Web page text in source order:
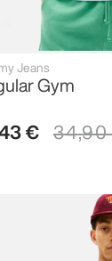
Jeans
Gym
€ 34,90